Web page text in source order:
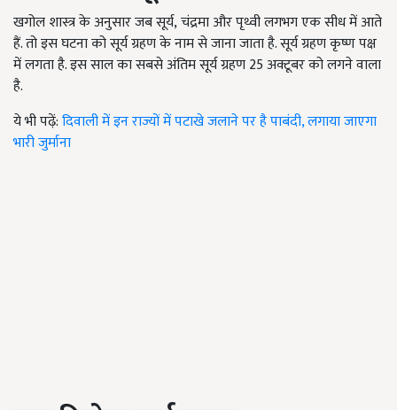
खगोल शास्त्र के अनुसार जब सूर्य,चंद्रमा और पृथ्वी लगभग एक सीध में आते
हैं. तो इस घटना को सूर्य ग्रहण के नाम से जाना जाता है. सूर्य ग्रहण कृष्ण पक्ष
में लगता है. इस साल का सबसे अंतिम सूर्य ग्रहण 25 अक्टूबर को लगने वाला
है.
ये भी पढ़ें:दिवाली में इन राज्यों में पटाखे जलाने पर है पाबंदी, लगाया जाएगा
भारी जुर्माना